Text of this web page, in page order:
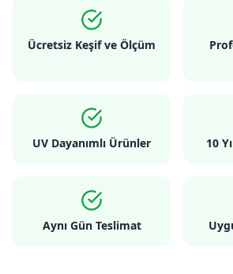
Ücretsiz Keşif ve Ölçüm
UV Dayanımlı Ürünler 10
Aynı Gün Teslimat